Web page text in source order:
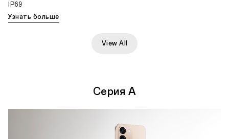
IP69
Узнать больше
View All
Серия A